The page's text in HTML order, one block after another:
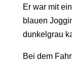
Er war mit
blauen
dunkelgrau
Bei dem